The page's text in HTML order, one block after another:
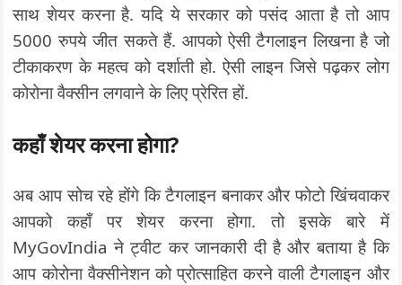
साथ शेयर करना है. यदि ये सरकार को पसंद आता है तो आप
5000 रुपये जीत सकते हैं. आपको ऐसी टैगलाइन लिखना है जो
टीकाकरण के महत्व को दर्शाती हो. ऐसी लाइन जिसे पढ़कर लोग
कोरोना वैक्सीन लगवाने के लिए प्रेरित हों.
कहाँ शेयर करना होगा?
अब आप सोच रहे होंगे कि टैगलाइन बनाकर और फोटो खिंचवाकर
आपको कहाँ पर शेयर करना होगा. तो इसके बारे में
MyGovIndia ने ट्वीट कर जानकारी दी है और बताया है कि
आप कोरोना वैक्सीनेशन को प्रोत्साहित करने वाली टैगलाइन और